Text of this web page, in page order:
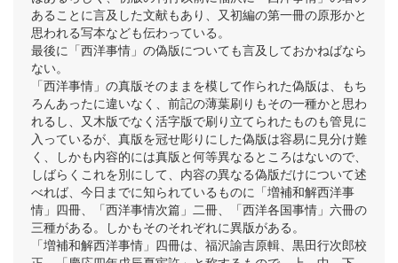
あることに言及した文献もあり、又初編の第一冊の原形かと
思われる写本なども伝わっている。
最後に「西洋事情」の偽版についても言及しておかねばなら
ない。
「西洋事情」の真版そのままを模して作られた偽版は、もち
ろんあったに違いなく、前記の薄葉刷りもその一種かと思わ
れるし、又木版でなく活字版で刷り立てられたものも管見に
入っているが、真版を冠せ彫りにした偽版は容易に見分け難
く、しかも内容的には真版と何等異なるところはないので、
しばらくこれを別にして、内容の異なる偽版だけについて述
べれば、今日までに知られているものに「増補和解西洋事
情」四冊、「西洋事情次篇」二冊、「西洋各国事情」六冊の
三種がある。しかもそのそれぞれに異版がある。
「増補和解西洋事情」四冊は、福沢諭吉原輯、黒田行次郎校